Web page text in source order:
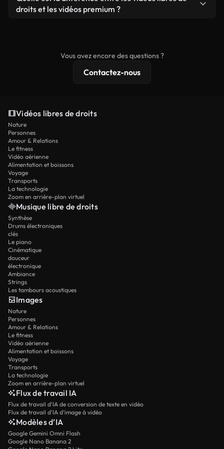
prêtes à l'emploi.
remixer nos vidéos. Assurez-vous simplement que
droits et les vidéos premium ?
résolution 4K et des protections de licence
Vous avez encore des questions ?
Contactez-nous
Vidéos libres de droits
Nature
Personnes
Amour & Relations
Le fitness
Vidéo aérienne
Alimentation et boissons
Voyage
Transports
La technologie
Zoom en arrière-plan virtuel
Musique libre de droits
Synthèse
Drums électroniques
clés
Le piano
Cinématique
douceur
électronique
Ambiance
Strings
Les tambours acoustiques
Images
Nature
Personnes
Amour & Relations
Le fitness
Vidéo aérienne
Alimentation et boissons
Voyage
Transports
La technologie
Zoom en arrière-plan virtuel
Flux de travail IA
Flux de travail d’IA de conversion de texte en vidéo
Flux de travail d’IA d’image à vidéo
Modèles d’IA
Google Gemini Omni Flash
Google Nano Banana 2